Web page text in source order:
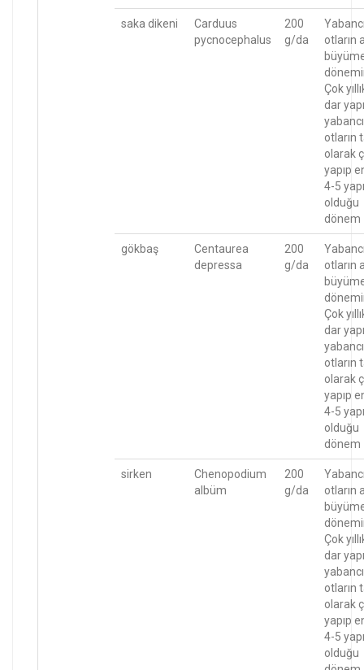
saka dikeni
Carduus
pycnocephalus
200
g/da
otların
Çok
dar
yabancı
otların
olarak
yapıp
4-5
olduğu
dönem
gökbaş
Centaurea
depressa
200
g/da
otların
Çok
dar
yabancı
otların
olarak
yapıp
4-5
olduğu
dönem
sirken
Chenopodium
albüm
200
g/da
otların
Çok
dar
yabancı
otların
olarak
yapıp
4-5
olduğu